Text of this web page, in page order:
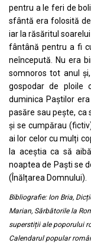
pentru a le feri de
sfântă era folosită
iar la răsăritul
fântână pentru a fi
neîncepută. Nu era
somnoros tot anul
gospodar de ploile
duminica Paștilor
pasăre sau pește, ca
și se cumpărau
ai lor celor cu mulți
la aceștia ca să
noaptea de Paști se
(Înălțarea Domnului).
Bibliografie: Ion Bria,
Marian, Sărbătorile la
superstiții ale poporului
Calendarul popular